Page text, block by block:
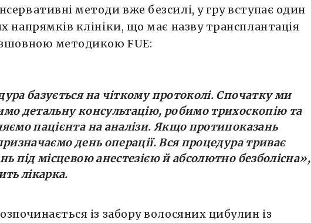
методи вже безсилі, у гру вступає один
напрямків клініки, що має назву трансплантація
методикою FUE:
базується на чіткому протоколі. Спочатку ми
детальну консультацію, робимо трихоскопію та
пацієнта на аналізи. Якщо протипоказань
день операції. Вся процедура триває
під місцевою анестезією й абсолютно безболісна»,
лікарка.
із забору волосяних цибулин із